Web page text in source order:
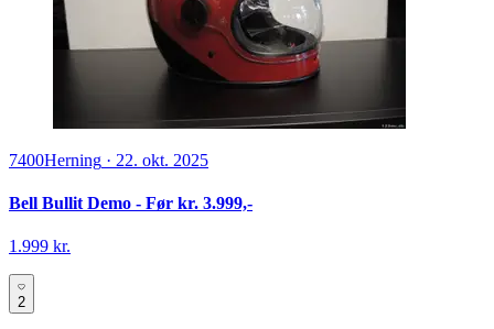
7400Herning · 22. okt. 2025
Bell Bullit Demo - Før kr. 3.999,-
1.999 kr.
2